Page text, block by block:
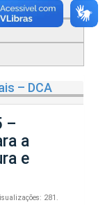
– DCA
–
a
e
281.